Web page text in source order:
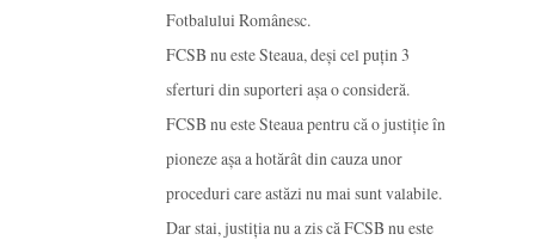
Fotbalului Românesc.
FCSB nu este Steaua, deși cel puțin 3
sferturi din suporteri așa o consideră.
FCSB nu este Steaua pentru că o justiție în
pioneze așa a hotărât din cauza unor
proceduri care astăzi nu mai sunt valabile.
Dar stai, justiția nu a zis că FCSB nu este